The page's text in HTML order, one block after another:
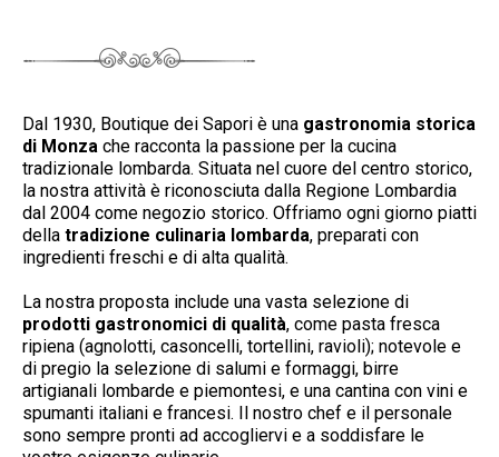
Dal 1930, Boutique dei Sapori è una gastronomia storica
di Monza che racconta la passione per la cucina
tradizionale lombarda. Situata nel cuore del centro storico,
la nostra attività è riconosciuta dalla Regione Lombardia
dal 2004 come negozio storico. Offriamo ogni giorno piatti
della tradizione culinaria lombarda, preparati con
ingredienti freschi e di alta qualità.
La nostra proposta include una vasta selezione di
prodotti gastronomici di qualità, come pasta fresca
ripiena (agnolotti, casoncelli, tortellini, ravioli); notevole e
di pregio la selezione di salumi e formaggi, birre
artigianali lombarde e piemontesi, e una cantina con vini e
spumanti italiani e francesi. Il nostro chef e il personale
sono sempre pronti ad accogliervi e a soddisfare le